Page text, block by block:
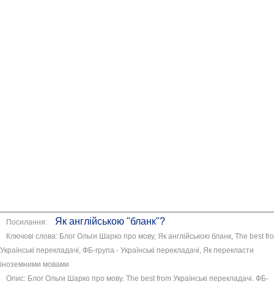
Посилання: Як англійською "бланк"?
Ключові слова: Блог Ольги Шарко про мову, Як англійською бланк, The best
Українські перекладачі, ФБ-група - Українські перекладачі, Як перекласти
іноземними мовами
Опис: Блог Ольги Шарко про мову. The best from Українські перекладачі. ФБ-